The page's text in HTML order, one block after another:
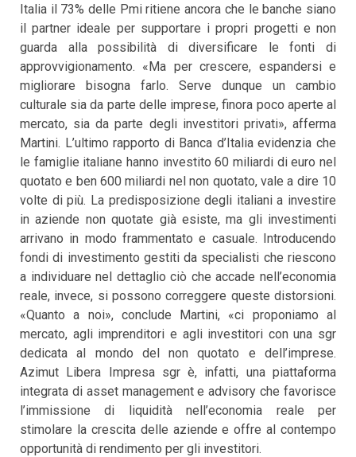
Italia il 73% delle Pmi ritiene ancora che le banche siano
il partner ideale per supportare i propri progetti e non
guarda alla possibilità di diversificare le fonti di
approvvigionamento. «Ma per crescere, espandersi e
migliorare bisogna farlo. Serve dunque un cambio
culturale sia da parte delle imprese, finora poco aperte al
mercato, sia da parte degli investitori privati», afferma
Martini. L’ultimo rapporto di Banca d’Italia evidenzia che
le famiglie italiane hanno investito 60 miliardi di euro nel
quotato e ben 600 miliardi nel non quotato, vale a dire 10
volte di più. La predisposizione degli italiani a investire
in aziende non quotate già esiste, ma gli investimenti
arrivano in modo frammentato e casuale. Introducendo
fondi di investimento gestiti da specialisti che riescono
a individuare nel dettaglio ciò che accade nell’economia
reale, invece, si possono correggere queste distorsioni.
«Quanto a noi», conclude Martini, «ci proponiamo al
mercato, agli imprenditori e agli investitori con una sgr
dedicata al mondo del non quotato e dell’imprese.
Azimut Libera Impresa sgr è, infatti, una piattaforma
integrata di asset management e advisory che favorisce
l’immissione di liquidità nell’economia reale per
stimolare la crescita delle aziende e offre al contempo
opportunità di rendimento per gli investitori.